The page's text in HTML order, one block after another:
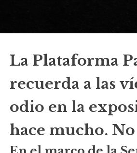
La Plataforma
recuerda a las
odio en la
hace mucho.